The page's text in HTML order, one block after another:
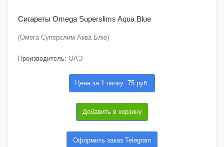
Сигареты Omega Superslims Aqua Blue
(Омега Суперслим Аква Блю)
Производитель: ОАЭ
Цена за 1 пачку: 75 руб.
Добавить в корзину
Оформить заказ Telegram